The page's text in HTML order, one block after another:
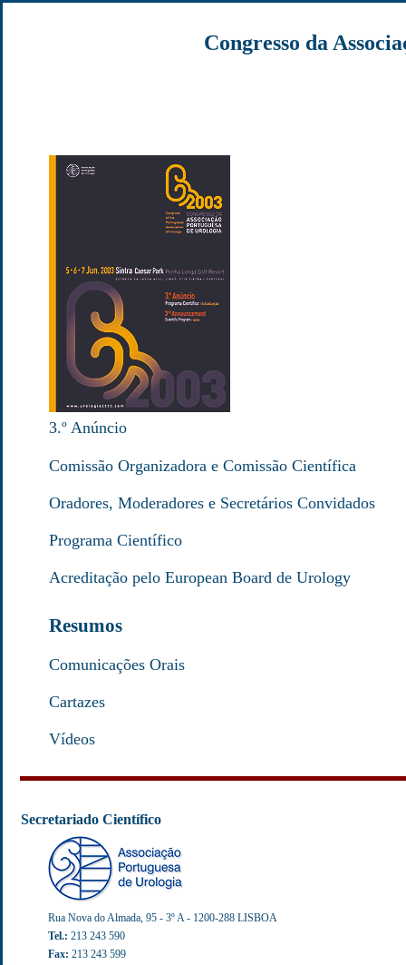
Congresso da
3.º Anúncio
Comissão Organizadora e Comissão Científica
Oradores, Moderadores e Secretários Convidados
Programa Científico
Acreditação pelo European Board de Urology
Resumos
Comunicações Orais
Cartazes
Vídeos
Secretariado Científico
Rua Nova do Almada, 95 - 3º A - 1200-288 LISBOA
Tel.: 213 243 590
Fax: 213 243 599